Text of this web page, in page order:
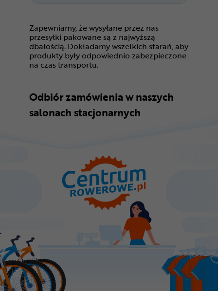
Zapewniamy, że wysyłane przez nas
przesyłki pakowane są z najwyższą
dbałością. Dokładamy wszelkich starań, aby
produkty były odpowiednio zabezpieczone
na czas transportu.
Odbiór zamówienia w naszych
salonach stacjonarnych